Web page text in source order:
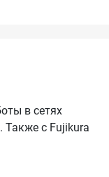
в сетях
Также с Fujikura